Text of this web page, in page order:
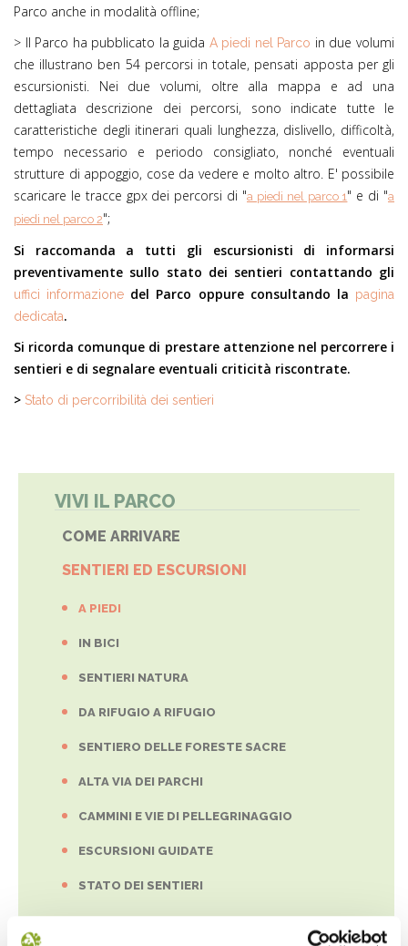
Parco anche in modalità offline;
> Il Parco ha pubblicato la guida A piedi nel Parco in due volumi
che illustrano ben 54 percorsi in totale, pensati apposta per gli
escursionisti. Nei due volumi, oltre alla mappa e ad una
dettagliata descrizione dei percorsi, sono indicate tutte le
caratteristiche degli itinerari quali lunghezza, dislivello, difficoltà,
tempo necessario e periodo consigliato, nonché eventuali
strutture di appoggio, cose da vedere e molto altro. E' possibile
scaricare le tracce gpx dei percorsi di "a piedi nel parco 1" e di "a
piedi nel parco 2";
Si raccomanda a tutti gli escursionisti di informarsi
preventivamente sullo stato dei sentieri contattando gli
uffici informazione del Parco oppure consultando la pagina
dedicata.
Si ricorda comunque di prestare attenzione nel percorrere i
sentieri e di segnalare eventuali criticità riscontrate.
> Stato di percorribilità dei sentieri
VIVI IL PARCO
COME ARRIVARE
SENTIERI ED ESCURSIONI
A PIEDI
IN BICI
SENTIERI NATURA
DA RIFUGIO A RIFUGIO
SENTIERO DELLE FORESTE SACRE
ALTA VIA DEI PARCHI
CAMMINI E VIE DI PELLEGRINAGGIO
ESCURSIONI GUIDATE
STATO DEI SENTIERI